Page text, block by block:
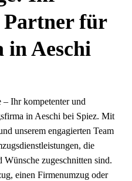
Partner für
in Aeschi
Ihr kompetenter und
in Aeschi bei Spiez. Mit
unserem engagierten Team
die
zugeschnitten sind.
einen Firmenumzug oder